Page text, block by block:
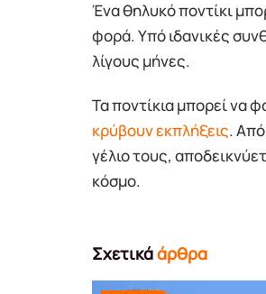
Ένα θηλυκό ποντίκι
φορά. Υπό ιδανικές
λίγους μήνες.
Τα ποντίκια μπορεί να
κρύβουν εκπλήξεις.
γέλιο τους,
κόσμο.
Σχετικάάρθρα